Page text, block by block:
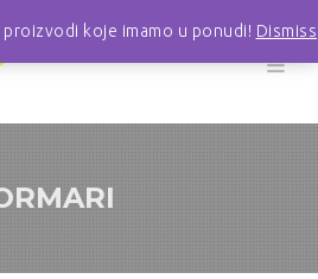
koje imamo u ponudi! Dismiss